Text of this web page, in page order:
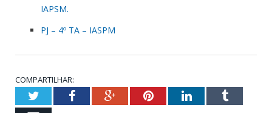
IAPSM.
PJ – 4º TA – IASPM
COMPARTILHAR:
TwitterFacebookGoogle+PinterestLinkedInTumblr